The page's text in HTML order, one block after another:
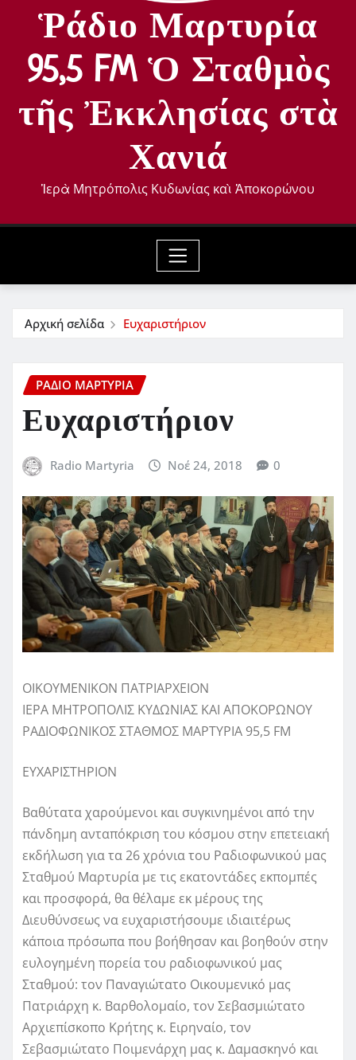
Ῥάδιο Μαρτυρία
95,5 FM Ὁ Σταθμὸς
τῆς Ἐκκλησίας στὰ
Χανιά
Ἱερὰ Μητρόπολις Κυδωνίας καὶ Ἀποκορώνου
Αρχική σελίδα Ευχαριστήριον
ΡΆΔΙΟ ΜΑΡΤΥΡΊΑ
Ευχαριστήριον
Radio Martyria Νοέ 24, 2018 0
ΟΙΚΟΥΜΕΝΙΚΟΝ ΠΑΤΡΙΑΡΧΕΙΟΝ
ΙΕΡΑ ΜΗΤΡΟΠΟΛΙΣ ΚΥΔΩΝΙΑΣ ΚΑΙ ΑΠΟΚΟΡΩΝΟΥ
ΡΑΔΙΟΦΩΝΙΚΟΣ ΣΤΑΘΜΟΣ ΜΑΡΤΥΡΙΑ 95,5 FM
ΕΥΧΑΡΙΣΤΗΡΙΟΝ
Βαθύτατα χαρούμενοι και συγκινημένοι από την
πάνδημη ανταπόκριση του κόσμου στην επετειακή
εκδήλωση για τα 26 χρόνια του Ραδιοφωνικού μας
Σταθμού Μαρτυρία με τις εκατοντάδες εκπομπές
και προσφορά, θα θέλαμε εκ μέρους της
Διευθύνσεως να ευχαριστήσουμε ιδιαιτέρως
κάποια πρόσωπα που βοήθησαν και βοηθούν στην
ευλογημένη πορεία του ραδιοφωνικού μας
Σταθμού: τον Παναγιώτατο Οικουμενικό μας
Πατριάρχη κ. Βαρθολομαίο, τον Σεβασμιώτατο
Αρχιεπίσκοπο Κρήτης κ. Ειρηναίο, τον
Σεβασμιώτατο Ποιμενάρχη μας κ. Δαμασκηνό και